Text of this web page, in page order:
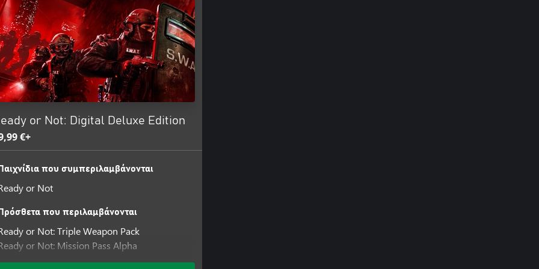
the right weapons and gear
and quickly identify
rules of engagement,
the unprepared.
crime, exposing the horrors
and terrorism through
dilemmas as you’re forced to
with crossplay, Ready or
and successfully complete
or Not: Digital Deluxe Edition
€+
Παιχνίδια που συμπεριλαμβάνονται
or Not
Πρόσθετα που περιλαμβάνονται
or Not: Triple Weapon Pack
or Not: Mission Pass Alpha
or Not: Home Invasion